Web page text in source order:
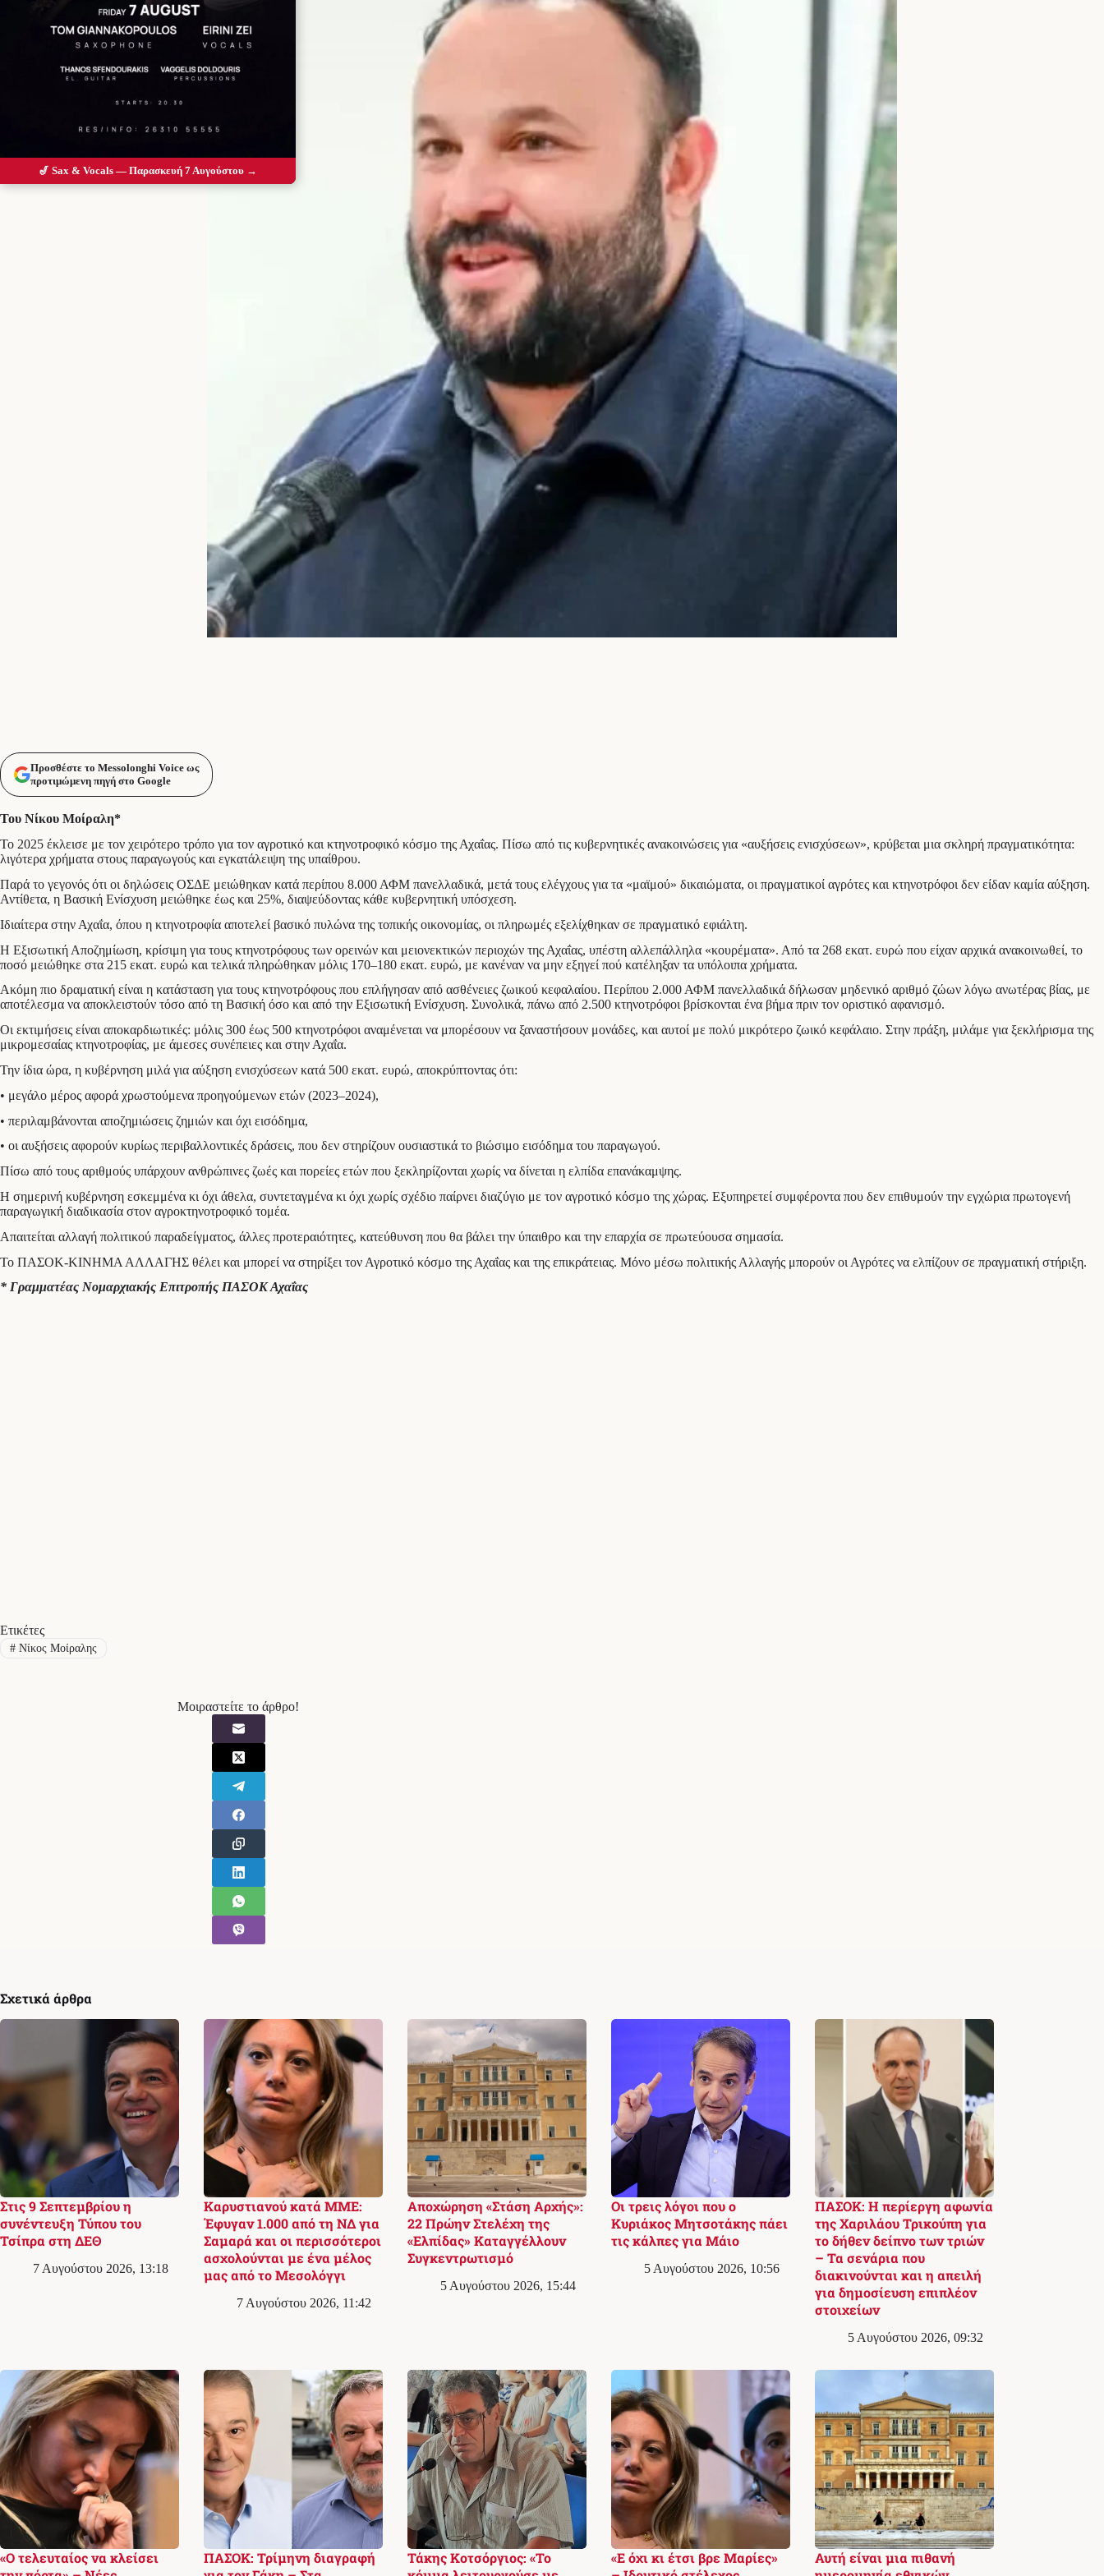
Προσθέστε το Messolonghi Voice ως
προτιμώμενη πηγή στο Google
Toυ Νίκου Μοίραλη*
Το 2025 έκλεισε με τον χειρότερο τρόπο για τον αγροτικό και κτηνοτροφικό κόσμο της Αχαΐας. Πίσω από τις κυβερνητικές ανακοινώσεις για «αυξήσεις ενισχύσεων», κρύβεται μια σκληρή πραγματικότητα:
λιγότερα χρήματα στους παραγωγούς και εγκατάλειψη της υπαίθρου.
Παρά το γεγονός ότι οι δηλώσεις ΟΣΔΕ μειώθηκαν κατά περίπου 8.000 ΑΦΜ πανελλαδικά, μετά τους ελέγχους για τα «μαϊμού» δικαιώματα, οι πραγματικοί αγρότες και κτηνοτρόφοι δεν είδαν καμία αύξηση.
Αντίθετα, η Βασική Ενίσχυση μειώθηκε έως και 25%, διαψεύδοντας κάθε κυβερνητική υπόσχεση.
Ιδιαίτερα στην Αχαΐα, όπου η κτηνοτροφία αποτελεί βασικό πυλώνα της τοπικής οικονομίας, οι πληρωμές εξελίχθηκαν σε πραγματικό εφιάλτη.
Η Εξισωτική Αποζημίωση, κρίσιμη για τους κτηνοτρόφους των ορεινών και μειονεκτικών περιοχών της Αχαΐας, υπέστη αλλεπάλληλα «κουρέματα». Από τα 268 εκατ. ευρώ που είχαν αρχικά ανακοινωθεί, το
ποσό μειώθηκε στα 215 εκατ. ευρώ και τελικά πληρώθηκαν μόλις 170–180 εκατ. ευρώ, με κανέναν να μην εξηγεί πού κατέληξαν τα υπόλοιπα χρήματα.
Ακόμη πιο δραματική είναι η κατάσταση για τους κτηνοτρόφους που επλήγησαν από ασθένειες ζωικού κεφαλαίου. Περίπου 2.000 ΑΦΜ πανελλαδικά δήλωσαν μηδενικό αριθμό ζώων λόγω ανωτέρας βίας, με
αποτέλεσμα να αποκλειστούν τόσο από τη Βασική όσο και από την Εξισωτική Ενίσχυση. Συνολικά, πάνω από 2.500 κτηνοτρόφοι βρίσκονται ένα βήμα πριν τον οριστικό αφανισμό.
Οι εκτιμήσεις είναι αποκαρδιωτικές: μόλις 300 έως 500 κτηνοτρόφοι αναμένεται να μπορέσουν να ξαναστήσουν μονάδες, και αυτοί με πολύ μικρότερο ζωικό κεφάλαιο. Στην πράξη, μιλάμε για ξεκλήρισμα της
μικρομεσαίας κτηνοτροφίας, με άμεσες συνέπειες και στην Αχαΐα.
Την ίδια ώρα, η κυβέρνηση μιλά για αύξηση ενισχύσεων κατά 500 εκατ. ευρώ, αποκρύπτοντας ότι:
• μεγάλο μέρος αφορά χρωστούμενα προηγούμενων ετών (2023–2024),
• περιλαμβάνονται αποζημιώσεις ζημιών και όχι εισόδημα,
• οι αυξήσεις αφορούν κυρίως περιβαλλοντικές δράσεις, που δεν στηρίζουν ουσιαστικά το βιώσιμο εισόδημα του παραγωγού.
Πίσω από τους αριθμούς υπάρχουν ανθρώπινες ζωές και πορείες ετών που ξεκληρίζονται χωρίς να δίνεται η ελπίδα επανάκαμψης.
Η σημερινή κυβέρνηση εσκεμμένα κι όχι άθελα, συντεταγμένα κι όχι χωρίς σχέδιο παίρνει διαζύγιο με τον αγροτικό κόσμο της χώρας. Εξυπηρετεί συμφέροντα που δεν επιθυμούν την εγχώρια πρωτογενή
παραγωγική διαδικασία στον αγροκτηνοτροφικό τομέα.
Απαιτείται αλλαγή πολιτικού παραδείγματος, άλλες προτεραιότητες, κατεύθυνση που θα βάλει την ύπαιθρο και την επαρχία σε πρωτεύουσα σημασία.
Το ΠΑΣΟΚ-ΚΙΝΗΜΑ ΑΛΛΑΓΗΣ θέλει και μπορεί να στηρίξει τον Αγροτικό κόσμο της Αχαΐας και της επικράτειας. Μόνο μέσω πολιτικής Αλλαγής μπορούν οι Αγρότες να ελπίζουν σε πραγματική στήριξη.
* Γραμματέας Νομαρχιακής Επιτροπής ΠΑΣΟΚ Αχαΐας
Ετικέτες
#Νίκος Μοίραλης
Μοιραστείτε το άρθρο!
Σχετικά άρθρα
Στις 9 Σεπτεμβρίου η
συνέντευξη Τύπου του
Τσίπρα στη ΔΕΘ
7 Αυγούστου 2026, 13:18
Καρυστιανού κατά ΜΜΕ:
Έφυγαν 1.000 από τη ΝΔ για
Σαμαρά και οι περισσότεροι
ασχολούνται με ένα μέλος
μας από το Μεσολόγγι
7 Αυγούστου 2026, 11:42
Αποχώρηση «Στάση Αρχής»:
22 Πρώην Στελέχη της
«Ελπίδας» Καταγγέλλουν
Συγκεντρωτισμό
5 Αυγούστου 2026, 15:44
Οι τρεις λόγοι που ο
Κυριάκος Μητσοτάκης πάει
τις κάλπες για Μάιο
5 Αυγούστου 2026, 10:56
ΠΑΣΟΚ: Η περίεργη αφωνία
της Χαριλάου Τρικούπη για
το δήθεν δείπνο των τριών
– Τα σενάρια που
διακινούνται και η απειλή
για δημοσίευση επιπλέον
στοιχείων
5 Αυγούστου 2026, 09:32
«Ο τελευταίος να κλείσει
ΠΑΣΟΚ: Τρίμηνη διαγραφή
Τάκης Κοτσόργιος: «Το
«Ε όχι κι έτσι βρε Μαρίες»
Αυτή είναι μια πιθανή
🎷 Sax & Vocals — Παρασκευή 7 Αυγούστου →